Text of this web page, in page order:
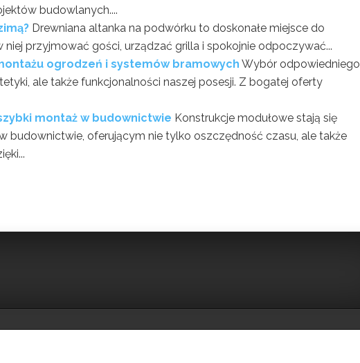
budowlanych....
Drewniana altanka na podwórku to doskonałe miejsce do
przyjmować gości, urządzać grilla i spokojnie odpoczywać...
ogrodzeń i systemów bramowych Wybór odpowiedniego
ale także funkcjonalności naszej posesji. Z bogatej oferty
montaż w budownictwie Konstrukcje modułowe stają się
budownictwie, oferującym nie tylko oszczędność czasu, ale także